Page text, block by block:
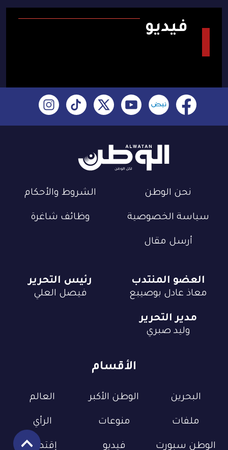
فيديو
نحن الوطن الشروط والأحكام
سياسة الخصوصية وظائف شاغرة
أرسل مقال
الأقسام
البحرين الوطن الأكبر العالم
ملفات منوعات الرأي
الوطن سبورت فيديو إقتصاد
العضو المنتدب
معاذ عادل بوصيبع
رئيس التحرير
فيصل العلي
مدير التحرير
وليد صبري